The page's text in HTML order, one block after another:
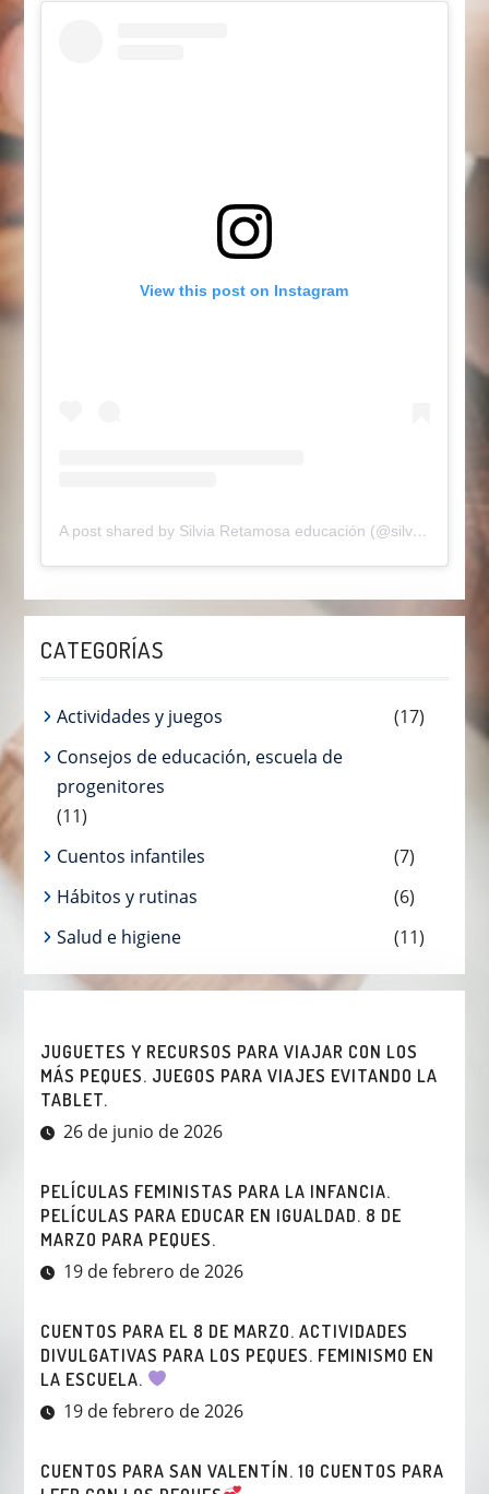
View this post on Instagram
A post shared by Silvia Retamosa educación (@silviaretamosaeducainfantil)
CATEGORÍAS
Actividades y juegos
(17)
Consejos de educación, escuela de
progenitores
(11)
Cuentos infantiles
(7)
Hábitos y rutinas
(6)
Salud e higiene
(11)
JUGUETES Y RECURSOS PARA VIAJAR CON LOS
MÁS PEQUES. JUEGOS PARA VIAJES EVITANDO LA
TABLET.
26 de junio de 2026
PELÍCULAS FEMINISTAS PARA LA INFANCIA.
PELÍCULAS PARA EDUCAR EN IGUALDAD. 8 DE
MARZO PARA PEQUES.
19 de febrero de 2026
CUENTOS PARA EL 8 DE MARZO. ACTIVIDADES
DIVULGATIVAS PARA LOS PEQUES. FEMINISMO EN
LA ESCUELA.
19 de febrero de 2026
CUENTOS PARA SAN VALENTÍN. 10 CUENTOS PARA